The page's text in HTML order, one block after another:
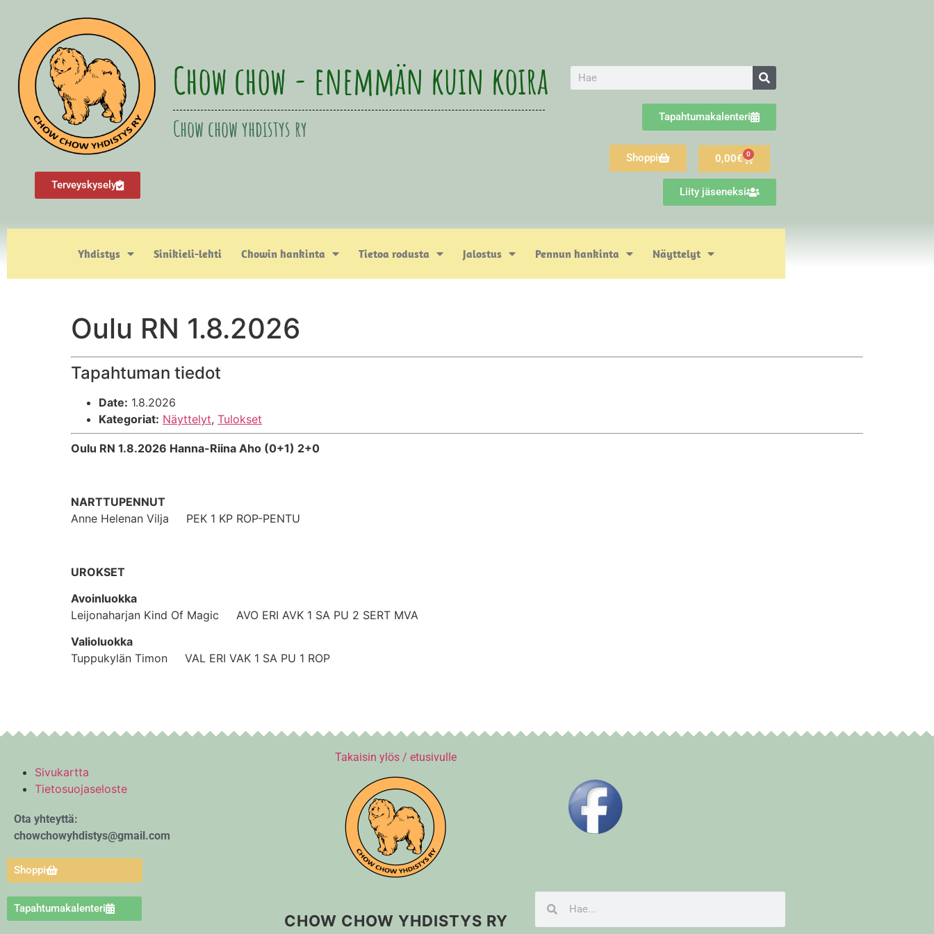
Terveyskysely
Chow chow - enemmän kuin koira
Chow chow yhdistys ry Tapahtumakalenteri
Shoppi 0,00€ 0
Liity jäseneksi
Yhdistys Sinikieli-lehti Chowin hankinta Tietoa rodusta Jalostus Pennun hankinta Näyttelyt
Oulu RN 1.8.2026
Tapahtuman tiedot
Date: 1.8.2026
Kategoriat: Näyttelyt, Tulokset
Oulu RN 1.8.2026 Hanna-Riina Aho (0+1) 2+0
NARTTUPENNUT
Anne Helenan Vilja PEK 1 KP ROP-PENTU
UROKSET
Avoinluokka
Leijonaharjan Kind Of Magic AVO ERI AVK 1 SA PU 2 SERT MVA
Valioluokka
Tuppukylän Timon VAL ERI VAK 1 SA PU 1 ROP
Sivukartta
Tietosuojaseloste
Ota yhteyttä:
chowchowyhdistys@gmail.com
Shoppi
Tapahtumakalenteri
Takaisin ylös / etusivulle
CHOW CHOW YHDISTYS RY